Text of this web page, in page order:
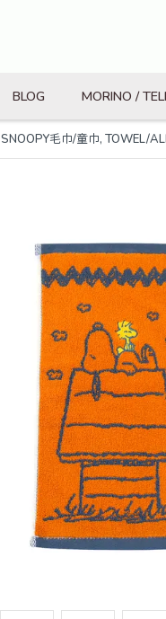
BLOG MORINO /
SNOOPY毛巾/童巾, TOWEL/